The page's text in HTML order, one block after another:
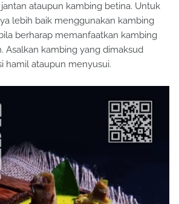
ataupun kambing betina. Untuk
lebih baik menggunakan kambing
berharap memanfaatkan kambing
Asalkan kambing yang dimaksud
hamil ataupun menyusui.